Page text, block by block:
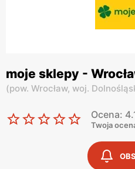
moje sklepy -
(pow. Wrocław, woj.
Ocena:
Twoja